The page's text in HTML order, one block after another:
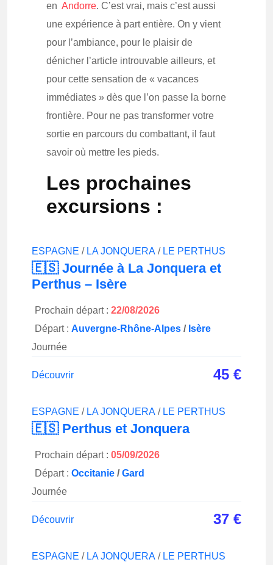
en Andorre. C’est vrai, mais c’est aussi
une expérience à part entière. On y vient
pour l’ambiance, pour le plaisir de
dénicher l’article introuvable ailleurs, et
pour cette sensation de « vacances
immédiates » dès que l’on passe la borne
frontière. Pour ne pas transformer votre
sortie en parcours du combattant, il faut
savoir où mettre les pieds.
Les prochaines
excursions :
ESPAGNE / LA JONQUERA / LE PERTHUS
🇪🇸 Journée à La Jonquera et
Perthus – Isère
Prochain départ : 22/08/2026
Départ : Auvergne-Rhône-Alpes / Isère
Journée
Découvrir 45 €
ESPAGNE / LA JONQUERA / LE PERTHUS
🇪🇸 Perthus et Jonquera
Prochain départ : 05/09/2026
Départ : Occitanie /Gard
Journée
Découvrir 37 €
ESPAGNE / LA JONQUERA / LE PERTHUS